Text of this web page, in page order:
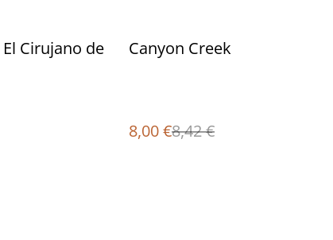
Cirujano de
%
Canyon Creek
8,00 €8,42 €